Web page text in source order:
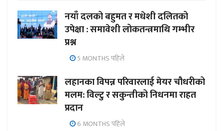
नयाँ दलको बहुमत र मधेशी दलितको
उपेक्षा : समावेशी लोकतन्त्रमाथि गम्भीर
प्रश्न
5 MONTHS पहिले
लहानका विपन्न परिवारलाई मेयर चौधरीको
मलम: विल्टु र सकुन्तीको निधनमा राहत
प्रदान
6 MONTHS पहिले